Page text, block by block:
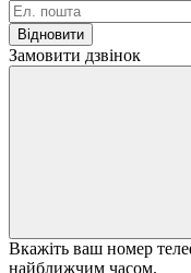
Відновити
Замовити дзвінок
Вкажіть ваш номер
найближчим часом.